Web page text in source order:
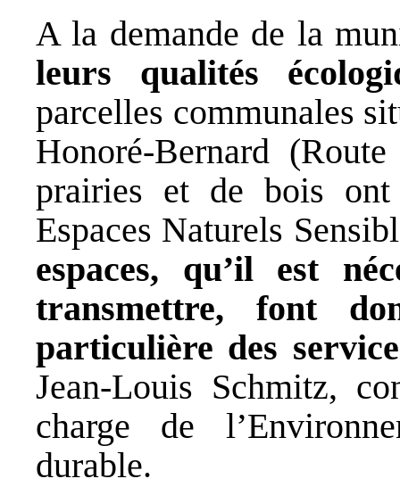
A la demande de la
leurs qualités
parcelles communales
Honoré-Bernard
prairies et de bois ont
Espaces Naturels
espaces, qu’il est
transmettre, font
particulière des
Jean-Louis Schmitz,
charge de
durable.